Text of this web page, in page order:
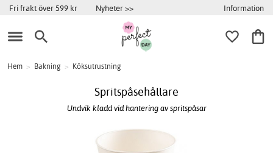
Fri frakt över 599 kr Nyheter >> Information
Hem > Bakning > Köksutrustning
Spritspåsehållare
Undvik kladd vid hantering av spritspåsar